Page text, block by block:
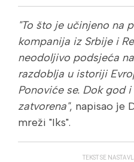
"To što je učinjeno na
kompanija iz Srbije i
neodoljivo podsjeća
razdoblja u istoriji
Ponoviće se. Dok god
zatvorena", napisao je
mreži "Iks".
TEKST SE